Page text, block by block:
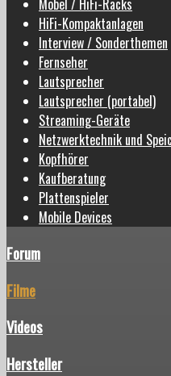
Möbel / HiFi-Racks
HiFi-Kompaktanlagen
Interview / Sonderthemen
Fernseher
Lautsprecher
Lautsprecher (portabel)
Streaming-Geräte
Netzwerktechnik und
Kopfhörer
Kaufberatung
Plattenspieler
Mobile Devices
Forum
Filme
Videos
Hersteller